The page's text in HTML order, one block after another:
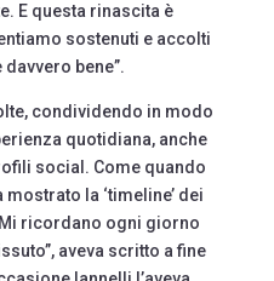
E questa rinascita è
sostenuti e accolti
bene”.
condividendo in modo
quotidiana, anche
social. Come quando
la ‘timeline’ dei
ricordano ogni giorno
aveva scritto a fine